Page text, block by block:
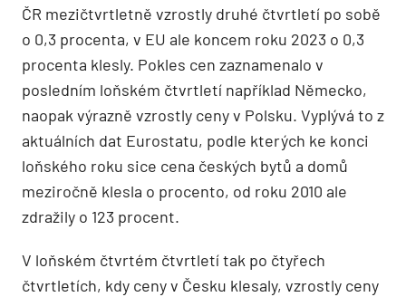
ČR mezičtvrtletně vzrostly druhé čtvrtletí po sobě
o 0,3 procenta, v EU ale koncem roku 2023 o 0,3
procenta klesly. Pokles cen zaznamenalo v
posledním loňském čtvrtletí například Německo,
naopak výrazně vzrostly ceny v Polsku. Vyplývá to z
aktuálních dat Eurostatu, podle kterých ke konci
loňského roku sice cena českých bytů a domů
meziročně klesla o procento, od roku 2010 ale
zdražily o 123 procent.
V loňském čtvrtém čtvrtletí tak po čtyřech
čtvrtletích, kdy ceny v Česku klesaly, vzrostly ceny